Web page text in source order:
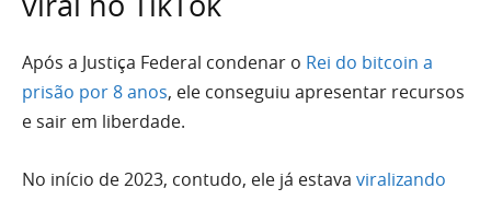
Após a Justiça Federal condenar o Rei do bitcoin a
prisão por 8 anos, ele conseguiu apresentar recursos
e sair em liberdade.
No início de 2023, contudo, ele já estava viralizando